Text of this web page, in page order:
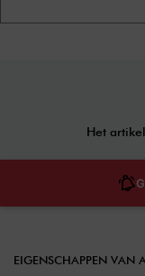
Het
EIGENSCHAPPEN VAN